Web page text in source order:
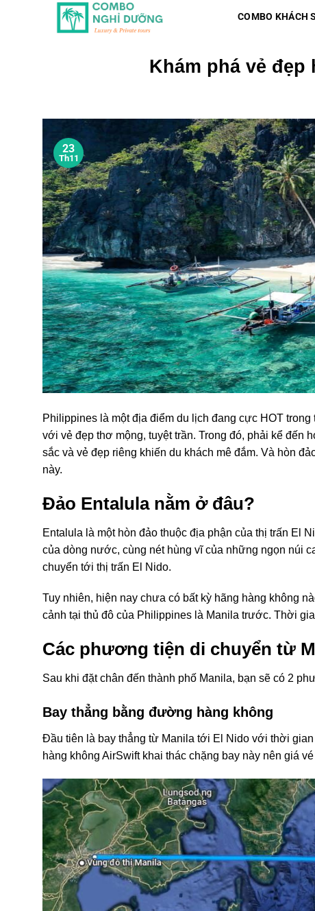
COMBO KHÁCH
Khám phá vẻ
23
Th11
Philippines là một địa điểm du lịch đang cực HOT
với vẻ đẹp thơ mộng, tuyệt trần. Trong đó, phải kể đến
sắc và vẻ đẹp riêng khiến du khách mê đắm. Và hòn
này.
Đảo Entalula nằm ở đâu?
Entalula là một hòn đảo thuộc địa phận của thị trấn El
của dòng nước, cùng nét hùng vĩ của những ngọn núi
chuyển tới thị trấn El Nido.
Tuy nhiên, hiện nay chưa có bất kỳ hãng hàng không
cảnh tại thủ đô của Philippines là Manila trước. Thời
Các phương tiện di chuyển từ
Sau khi đặt chân đến thành phố Manila, bạn sẽ có 2
Bay thẳng bằng đường hàng không
Đầu tiên là bay thẳng từ Manila tới El Nido với thời
hàng không AirSwift khai thác chặng bay này nên giá